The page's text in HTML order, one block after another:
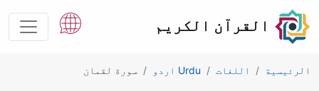
القرآن الكريم
الرئيسية اللغات Urdu اردو سورة لقمان